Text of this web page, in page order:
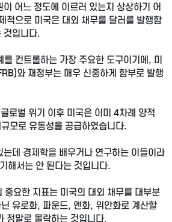
어느 정도에 이르러 있는지 상상하기 어
적으로 미국은 대외 채무를 달러를 발행함
것입니다.
를 컨트롤하는 가장 주요한 도구이기에, 미
와 재정부는 매우 신중하게 함부로 발행
로벌 위기 이후 미국은 이미 4차례 양적
모로 유동성을 공급하였습니다.
데 경제학을 배우거나 연구하는 이들이라
해서는 안 된다는 것입니다.
중요한 지표는 미국의 대외 채무를 대부분
유로화, 파운드, 엔화, 위안화로 계산할
정말로 몰락하는 것입니다.